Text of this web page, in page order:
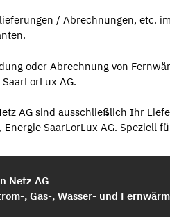
/ Abrechnungen, etc.
oder Abrechnung von
AG.
AG sind ausschließlich Ihr
SaarLorLux AG. Speziell
Netz AG
, Gas-, Wasser- und